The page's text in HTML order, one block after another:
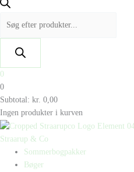
0
0
Subtotal: kr. 0,00
Ingen produkter i kurven
Straarup & Co
Sommerbogpakker
Bøger